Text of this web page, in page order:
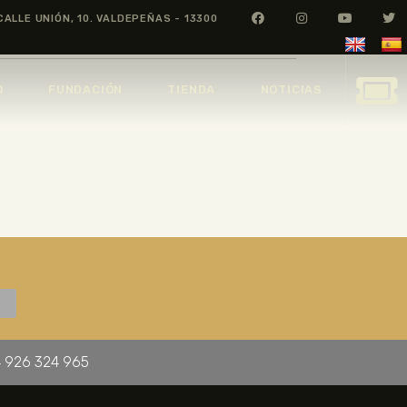
UNIÓN, 10. VALDEPEÑAS - 13300
926 324 965